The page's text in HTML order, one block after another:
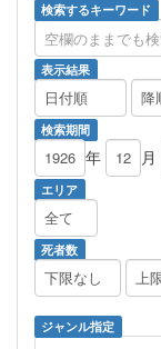
検索するキーワード
表示結果
検索期間
年 月
エリア
死者数
ジャンル指定